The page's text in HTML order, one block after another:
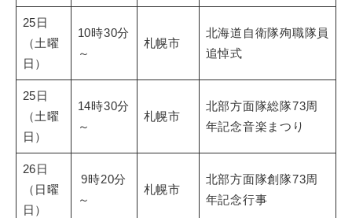
25日
（土曜
日）
10時30分
～
札幌市
北海道自衛隊殉職隊員
追悼式
25日
（土曜
日）
14時30分
～
札幌市
北部方面隊総隊73周
年記念音楽まつり
26日
（日曜
日）
9時20分
～
札幌市
北部方面隊創隊73周
年記念行事